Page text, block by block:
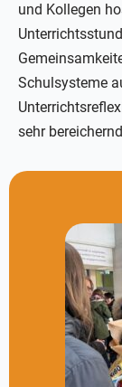
und Kollegen
Schulsysteme
sehr